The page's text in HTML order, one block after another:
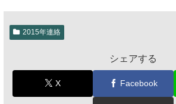
2015年連絡
シェアする
X Facebook